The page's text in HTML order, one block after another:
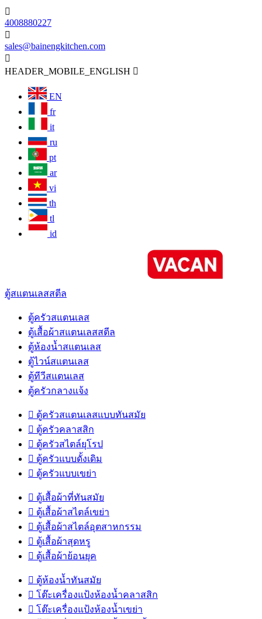

4008880227

sales@bainengkitchen.com

HEADER_MOBILE_ENGLISH 
EN
fr
it
ru
pt
ar
vi
th
tl
id
ตู้สแตนเลสสตีล
ตู้ครัวสแตนเลส
ตู้เสื้อผ้าสแตนเลสสตีล
ตู้ห้องน้ำสแตนเลส
ตู้ไวน์สแตนเลส
ตู้ทีวีสแตนเลส
ตู้ครัวกลางแจ้ง
 ตู้ครัวสแตนเลสแบบทันสมัย
 ตู้ครัวคลาสสิก
 ตู้ครัวสไตล์ยุโรป
 ตู้ครัวแบบดั้งเดิม
 ตู้ครัวแบบเขย่า
 ตู้เสื้อผ้าที่ทันสมัย
 ตู้เสื้อผ้าสไตล์เขย่า
 ตู้เสื้อผ้าสไตล์อุตสาหกรรม
 ตู้เสื้อผ้าสุดหรู
 ตู้เสื้อผ้าย้อนยุค
 ตู้ห้องน้ำทันสมัย
 โต๊ะเครื่องแป้งห้องน้ำคลาสสิก
 โต๊ะเครื่องแป้งห้องน้ำเขย่า